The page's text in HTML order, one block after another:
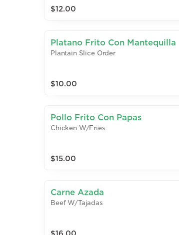
$12.00
Platano Frito Con Mantequilla
Plantain Slice Order
$10.00
Pollo Frito Con Papas
Chicken W/Fries
$15.00
Carne Azada
Beef W/Tajadas
$16.00